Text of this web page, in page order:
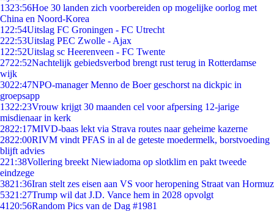
1323:56Hoe 30 landen zich voorbereiden op mogelijke oorlog met
China en Noord-Korea
1 22:54Uitslag FC Groningen - FC Utrecht
222:53Uitslag PEC Zwolle - Ajax
1 22:52Uitslag sc Heerenveen - FC Twente
2722:52Nachtelijk gebiedsverbod brengt rust terug in Rotterdamse
wijk
3022:47NPO-manager Menno de Boer geschorst na dickpic in
groepsapp
1322:23Vrouw krijgt 30 maanden cel voor afpersing 12-jarige
misdienaar in kerk
2822:17MIVD-baas lekt via Strava routes naar geheime kazerne
2822:00RIVM vindt PFAS in al de geteste moedermelk, borstvoeding
blijft advies
221:38Vollering breekt Niewiadoma op slotklim en pakt tweede
eindzege
3821:36Iran stelt zes eisen aan VS voor heropening Straat van Hormuz
5321:27Trump wil dat J.D. Vance hem in 2028 opvolgt
41 20:56Random Pics van de Dag #1981